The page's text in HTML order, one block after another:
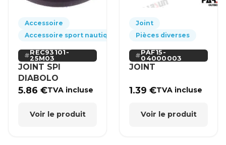
Accessoire
Accessoire sport nautique
REC93101-
25M03
JOINT SPI
DIABOLO
5.86€TVA incluse
Voir le produit
Joint
Pièces diverses
PAF15-
04000003
JOINT
1.39€TVA incluse
Voir le produit